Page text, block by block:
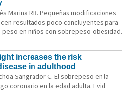
Marina RB. Pequeñas modificaciones
resultados poco concluyentes para
peso en niños con sobrepeso-obesidad.
increases the risk
in adulthood
Sangrador C. El sobrepeso en la
coronario en la edad adulta. Evid